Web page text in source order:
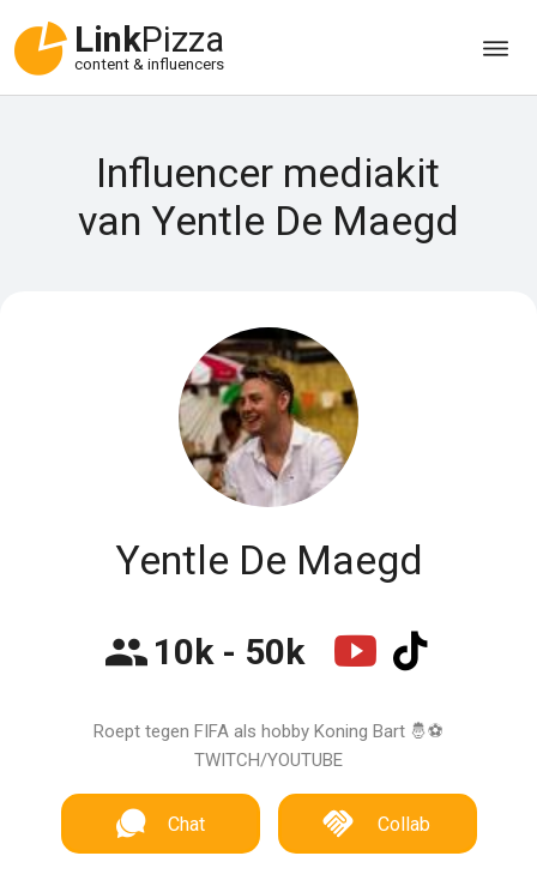
LinkPizza
content & influencers
Influencer mediakit
van Yentle De Maegd
Yentle De Maegd
10k - 50k
Roept tegen FIFA als hobby Koning Bart 🤴⚽️
TWITCH/YOUTUBE
Chat Collab